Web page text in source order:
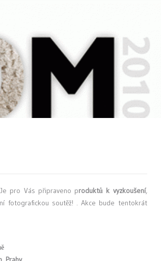
pro Vás připraveno produktů k vyzkoušení,
fotografickou soutěž! . Akce bude tentokrát